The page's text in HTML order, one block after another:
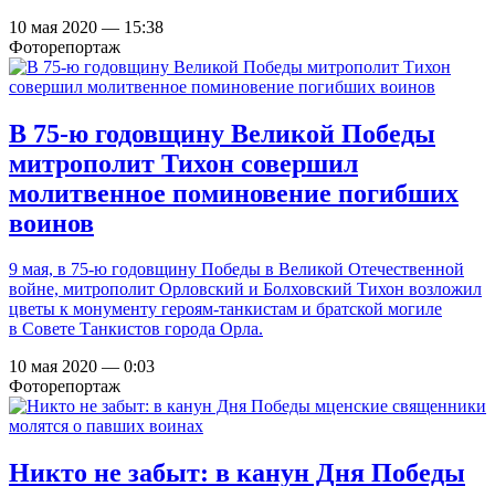
10 мая 2020 — 15:38
Фоторепортаж
В 75-ю годовщину Великой Победы
митрополит Тихон совершил
молитвенное поминовение погибших
воинов
9 мая, в 75-ю годовщину Победы в Великой Отечественной
войне, митрополит Орловский и Болховский Тихон возложил
цветы к монументу героям-танкистам и братской могиле
в Совете Танкистов города Орла.
10 мая 2020 — 0:03
Фоторепортаж
Никто не забыт: в канун Дня Победы